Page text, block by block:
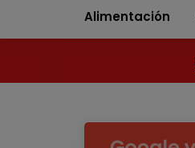
Alimentación